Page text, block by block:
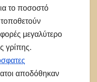
το ποσοστό
μεγαλύτερο
γρίπης.
αποδόθηκαν